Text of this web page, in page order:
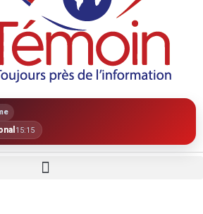
15:15